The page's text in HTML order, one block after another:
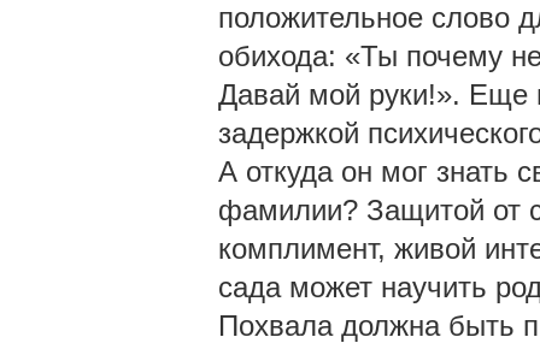
положительное слово
обихода: «Ты почему
Давай мой руки!». Еще
задержкой
А откуда он мог знать
фамилии? Защитой от
комплимент, живой
сада может научить
Похвала должна быть